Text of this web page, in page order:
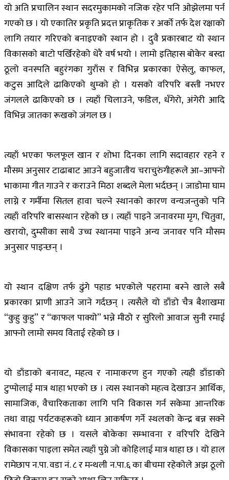
यो अति प्रचालिन स्थान सदरमुकामको नजिक रहेर पनि ओझेलमा पर्न
गएको छ । यो एकातिर प्रकृति प्रदत्त प्राकृतिक र अर्को तर्फ देश रक्षाको
लागि तयार गरिएको बनाइएको स्थान हो । दुवै प्रकारबाट यो स्थान
विकासको बाटो पर्खिरहेको धेरै वर्ष भयो । लामो इतिहास बोकेर बस्दा
ठूलो वनस्पति बहुरंगका गुराँस र विभिन्न प्रकारका ऐसेलु, काफल,
कटुस आदिले ढाकिएको थुम्को हो । यसको वरिपरि बस्ती नभएर
जंगलले ढाकिएको छ । त्यहाँ चिलाउने, फडिल, धँगेरो, अंगेरी आदि
विभिन्न जातका रूखको जंगल छ ।
त्यहाँ भएका फलफूल खान र शोभा दिनका लागि सदावहार रहने र
मौसम अनुसार टाढाबाट आउने बहुजातीय चराचुरुंगीहरूले आ–आफ्नो
भाकामा गीत गाउने र कराउने मिठा शब्दले मेला भर्दछन् । जाडोमा घाम
लाग्ने र गर्मीमा सितल हावा चल्ने स्थानको कारण वन्यजन्तुको पनि
त्यहाँ वरिपरि बासस्थान रहेको छ । त्यहाँ पाइने जनावरमा मृग, चितुवा,
खरायो, दुम्सीका साथै उच्च स्थानमा पाइने अन्य जनावर पनि मौसम
अनुसार पाइन्छन् ।
यो स्थान दक्षिण तर्फ ढुंगे पहाड भएकोले पहरामा बस्ने खाले सबै
प्रकारका प्राणी आउने जाने गर्दछन् । त्यसैले यो डाँडो चैत्र बैशाखमा
“कुहु कुहु” र “काफल पाक्यो” भन्ने मीठो र सुरिलो आवाज सुनी रमाई
आफ्नो लामो समय विताई रहेको छ ।
यो डाँडाको बनावट, महत्व र नामाकरण हुन गएको त्यही डाँडाको
टुप्पोलाई मात्र थाहा भएको छ । त्यस स्थानको महत्व देखाउन आर्थिक,
सामाजिक, वैचारिकताका लागि पनि विकास गर्न सकेमा आन्तरिक
तथा वाह्य पर्यटकहरूको ध्यान आकर्षण गर्ने स्थलको केन्द्र बन्न सक्ने
संभावना रहेको छ । यसले बोकेका सम्भावना र वरिपरि देखिने
विकासका पाइला समेत त्यहाँ पुग्ने जो कोहिलाई मात्र थाहा छ । यो हाल
रामेछाप न.पा. वडा नं. ८ र मन्थली न.पा.६ का बीचमा रहेकोले अझ ठूलो